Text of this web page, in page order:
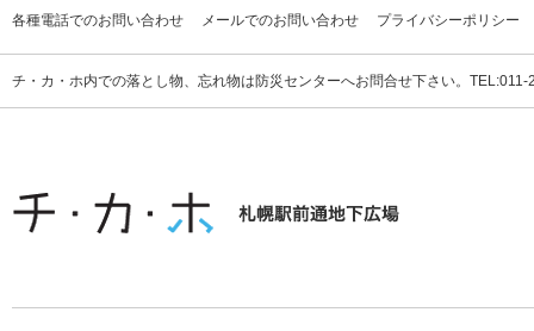
各種電話でのお問い合わせ
メールでのお問い合わせ プライバシーポリシー
チ・カ・ホ内での落とし物、忘れ物は防災センターへお問合せ下さい。